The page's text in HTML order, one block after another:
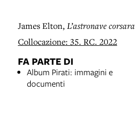
James Elton, L’astronave corsara
Collocazione: 35. RC. 2022
FA PARTE DI
Album Pirati: immagini e
documenti